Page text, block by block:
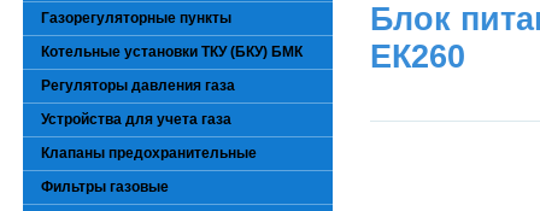
Блок
ЕК260
Газорегуляторные пункты
Котельные установки ТКУ (БКУ) БМК
Регуляторы давления газа
Устройства для учета газа
Клапаны предохранительные
Фильтры газовые